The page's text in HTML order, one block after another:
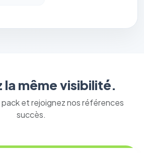
même visibilité.
et rejoignez nos références
succès.